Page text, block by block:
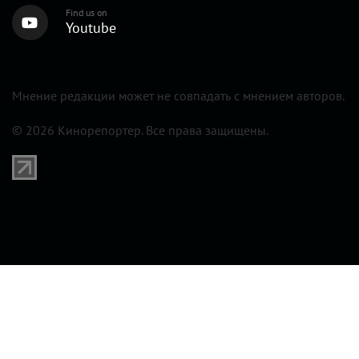
Find us on
Youtube
Мнение редакции может не совпадать с мнением авторов.
© 2026 Кинорепортер. Все права защищены.